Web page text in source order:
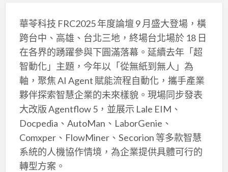
華苓科技 FRC2025 年度論壇 9 月盛大登場，橫
跨台中、高雄、台北三地，終場台北場於 18 日
在各界的踴躍參與下圓滿落幕。延續去年「超
智動化」主題，今年以「從無紙到無人」為
軸，聚焦 AI Agent 賦能流程自動化，攜手產業
夥伴探索智慧企業的未來樣貌。現場同步發表
大改版 Agentflow 5，並展示 Lale EIM、
Docpedia、AutoMan、LaborGenie、
Comxper、FlowMiner、Secorion 等多款智慧
系統的人機協作情境，為企業提供具體可行的
轉型方案。